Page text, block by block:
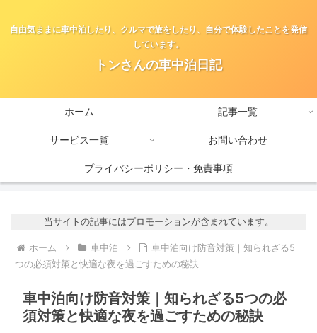
自由気ままに車中泊したり、クルマで旅をしたり、自分で体験したことを発信
しています。
トンさんの車中泊日記
ホーム 記事一覧
サービス一覧 お問い合わせ
プライバシーポリシー・免責事項
当サイトの記事にはプロモーションが含まれています。
ホーム 車中泊
車中泊向け防音対策｜知られざる5
つの必須対策と快適な夜を過ごすための秘訣
車中泊向け防音対策｜知られざる5つの必
須対策と快適な夜を過ごすための秘訣